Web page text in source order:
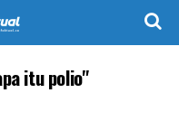
itu polio"